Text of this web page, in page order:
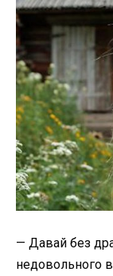
— Давай без
недовольного